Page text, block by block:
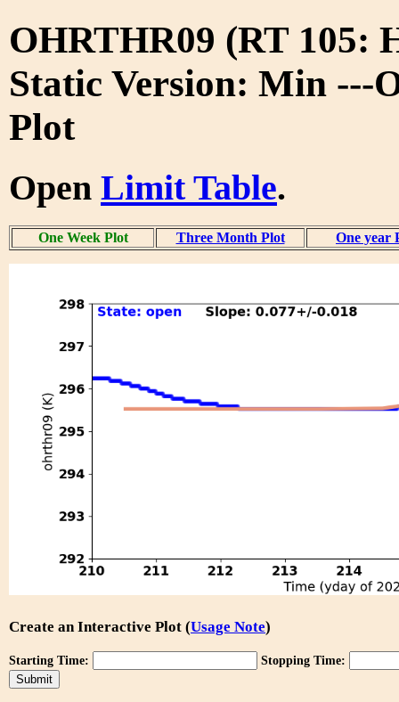
OHRTHR09 (RT 105:
Static Version: Min ---
Plot
Open Limit Table.
One Week Plot Three Month Plot One year
Create an Interactive Plot (Usage Note)
Starting Time: Stopping Time: